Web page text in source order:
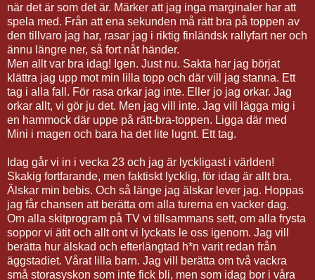
när det är som det är. Märker att jag inga marginaler har att
spela med. Från att ena sekunden må rätt bra på toppen av
den tillvaro jag har, rasar jag i riktig finländsk rallyfart ner och
ännu längre ner, så fort nåt händer.
Men allt var bra idag! Igen. Just nu. Sakta har jag börjat
klättra jag upp mot min lilla topp och där vill jag stanna. Ett
tag i alla fall. För rasa orkar jag inte. Eller jo jag orkar. Jag
orkar allt, vi gör ju det. Men jag vill inte. Jag vill lägga mig i
en hammock där uppe på rätt-bra-toppen. Ligga där med
Mini i magen och bara ha det lite lugnt. Ett tag.
Idag går vi in i vecka 23 och jag är lyckligast i världen!
Skakig fortfarande, men faktiskt lycklig, för idag är allt bra.
Älskar min bebis. Och så länge jag älskar lever jag. Hoppas
jag får chansen att berätta om alla turerna en vacker dag.
Om alla skitprogram på TV vi tillsammans sett, om alla frysta
soppor vi ätit och allt ont vi lyckats le oss igenom. Jag vill
berätta hur älskad och efterlängtad h*n varit redan från
äggstadiet. Vårat lilla barn. Jag vill berätta om två vackra
små storasyskon som inte fick bli, men som idag bor i våra